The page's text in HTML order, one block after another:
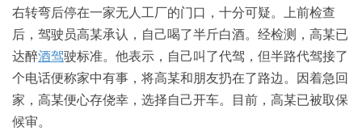
右转弯后停在一家无人工厂的门口，十分可疑。上前检查
后，驾驶员高某承认，自己喝了半斤白酒。经检测，高某已
达醉酒驾驶标准。他表示，自己叫了代驾，但半路代驾接了
个电话便称家中有事，将高某和朋友扔在了路边。因着急回
家，高某便心存侥幸，选择自己开车。目前，高某已被取保
候审。